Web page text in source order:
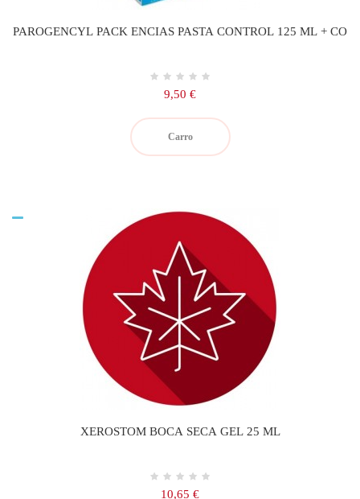
PAROGENCYL PACK ENCIAS PASTA CONTROL 125 ML + CO
Precio
9,50 €
Carro
XEROSTOM BOCA SECA GEL 25 ML
Precio
10,65 €